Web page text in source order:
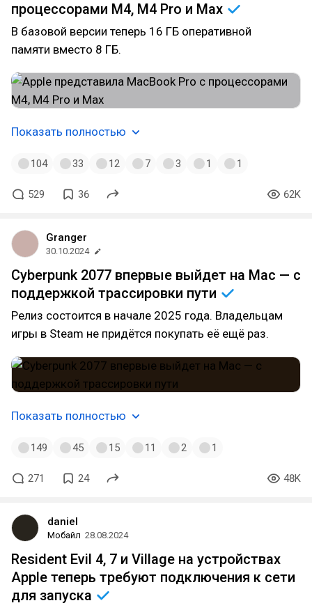
процессорами M4, M4 Pro и Max
В базовой версии теперь 16 ГБ оперативной
памяти вместо 8 ГБ.
Показать полностью
104 33 12 7 3 1 1
529 36 62K
Granger
30.10.2024
Cyberpunk 2077 впервые выйдет на Mac — с
поддержкой трассировки пути
Релиз состоится в начале 2025 года. Владельцам
игры в Steam не придётся покупать её ещё раз.
Показать полностью
149 45 15 11 2 1
271 24 48K
daniel
Мобайл 28.08.2024
Resident Evil 4, 7 и Village на устройствах
Apple теперь требуют подключения к сети
для запуска